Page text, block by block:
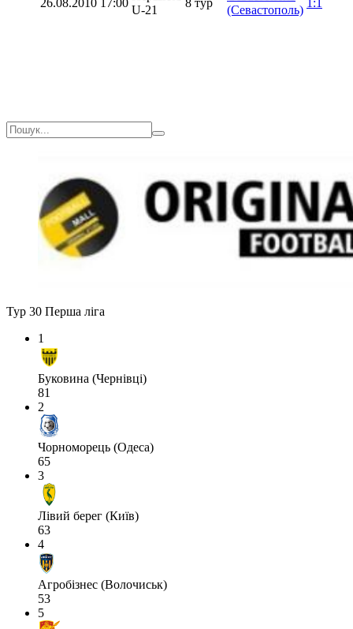
26.08.2010 17:00
U-21
8 тур
(Севастополь)
1:1
Тур 30 Перша ліга
1
Буковина (Чернівці)
81
2
Чорноморець (Одеса)
65
3
Лівий берег (Київ)
63
4
Агробізнес (Волочиськ)
53
5